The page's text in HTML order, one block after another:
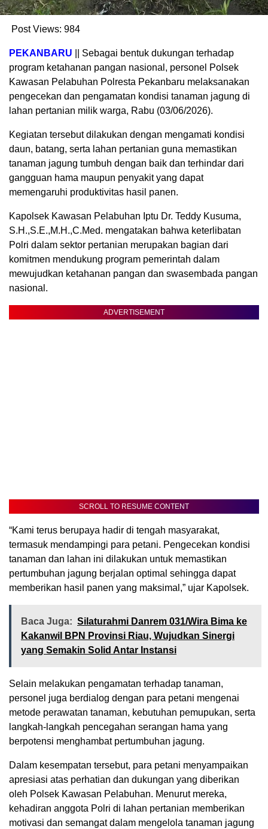
Post Views: 984
PEKANBARU || Sebagai bentuk dukungan terhadap
program ketahanan pangan nasional, personel Polsek
Kawasan Pelabuhan Polresta Pekanbaru melaksanakan
pengecekan dan pengamatan kondisi tanaman jagung di
lahan pertanian milik warga, Rabu (03/06/2026).
Kegiatan tersebut dilakukan dengan mengamati kondisi
daun, batang, serta lahan pertanian guna memastikan
tanaman jagung tumbuh dengan baik dan terhindar dari
gangguan hama maupun penyakit yang dapat
memengaruhi produktivitas hasil panen.
Kapolsek Kawasan Pelabuhan Iptu Dr. Teddy Kusuma,
S.H.,S.E.,M.H.,C.Med. mengatakan bahwa keterlibatan
Polri dalam sektor pertanian merupakan bagian dari
komitmen mendukung program pemerintah dalam
mewujudkan ketahanan pangan dan swasembada pangan
nasional.
ADVERTISEMENT
SCROLL TO RESUME CONTENT
“Kami terus berupaya hadir di tengah masyarakat,
termasuk mendampingi para petani. Pengecekan kondisi
tanaman dan lahan ini dilakukan untuk memastikan
pertumbuhan jagung berjalan optimal sehingga dapat
memberikan hasil panen yang maksimal,” ujar Kapolsek.
Baca Juga: Silaturahmi Danrem 031/Wira Bima ke
Kakanwil BPN Provinsi Riau, Wujudkan Sinergi
yang Semakin Solid Antar Instansi
Selain melakukan pengamatan terhadap tanaman,
personel juga berdialog dengan para petani mengenai
metode perawatan tanaman, kebutuhan pemupukan, serta
langkah-langkah pencegahan serangan hama yang
berpotensi menghambat pertumbuhan jagung.
Dalam kesempatan tersebut, para petani menyampaikan
apresiasi atas perhatian dan dukungan yang diberikan
oleh Polsek Kawasan Pelabuhan. Menurut mereka,
kehadiran anggota Polri di lahan pertanian memberikan
motivasi dan semangat dalam mengelola tanaman jagung